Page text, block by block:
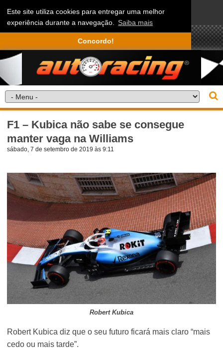
Este site utiliza cookies para entregar uma melhor
experiência durante a navegação. Saiba mais
Concordo!
F1 – Kubica não sabe se consegue
manter vaga na Williams
sábado, 7 de setembro de 2019 às 9:11
Robert Kubica
Robert Kubica diz que o seu futuro ficará mais claro “mais
cedo ou mais tarde”.